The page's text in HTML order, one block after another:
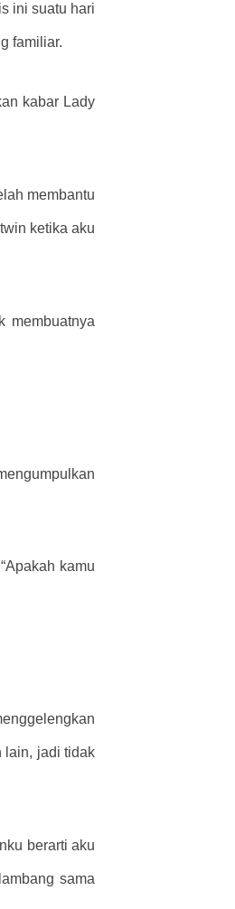
ini suatu hari
familiar.
kabar Lady
membantu
ketika aku
membuatnya
kamu
lain, jadi tidak
berarti aku
sama